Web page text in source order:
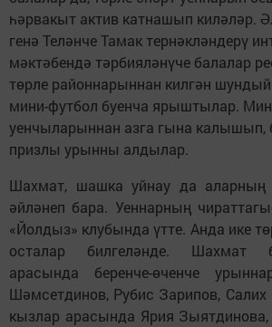
һәрвакыт актив катнашып киләләр.
генә Теләнче Тамак тернәкләндерү
мәктәбендә тәрбияләнүче балалар
төрле районнарыннан килгән
мини-футбол буенча ярыштылар.
уенчыларыннан азга гына калышып,
призлы урынны алдылар.
Шахмат, шашка уйнау да
әйләнеп бара. Уеннарның
«Йолдыз» клубында үтте. Анда ике
осталар билгеләнде. Шахмат
арасында беренче-өченче
Шәмсетдинов, Рубис Зарипов,
кызлар арасында Ярия Зыятдинова,